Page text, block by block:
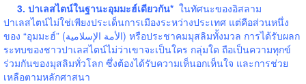
3. ปาเลสไตน์ในฐานะอุมมะฮ์เดียวกัน* ในทัศนะของอิสลาม
ปาเลสไตน์ไม่ใช่เพียงประเด็นการเมืองระหว่างประเทศ แต่คือส่วนหนึ่ง
ของ “อุมมะฮ์” (الأمة الإسلامية) หรือประชาคมมุสลิมทั้งมวล การได้รับผลก
ระทบของชาวปาเลสไตน์ไม่ว่าเขาจะเป็นใคร กลุ่มใด ถือเป็นความทุกข์
ร่วมกันของมุสลิมทั่วโลก ซึ่งต้องได้รับความเห็นอกเห็นใจ และการช่วย
เหลือตามหลักศาสนา